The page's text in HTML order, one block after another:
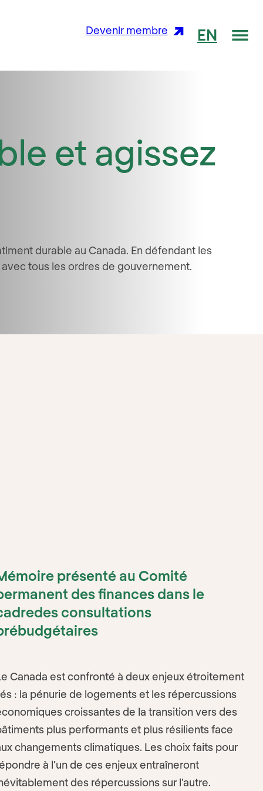
Devenir membre EN
et agissez
durable au Canada. En défendant les
tous les ordres de gouvernement.
présenté au Comité
des finances dans le
consultations
Canada est confronté à deux enjeux étroitement
: la pénurie de logements et les répercussions
croissantes de la transition vers des
plus performants et plus résilients face
changements climatiques. Les choix faits pour
à l’un de ces enjeux entraîneront
des répercussions sur l’autre.